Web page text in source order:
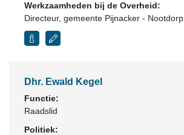
Werkzaamheden bij de Overheid:
Directeur, gemeente Pijnacker - Nootdorp.
Dhr. Ewald Kegel
Functie:
Raadslid
Politiek: